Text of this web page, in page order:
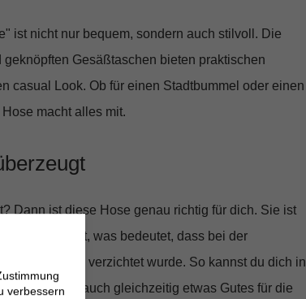
ist nicht nur bequem, sondern auch stilvoll. Die
Gesäßtaschen bieten praktischen
casual Look. Ob für einen Stadtbummel oder einen
macht alles mit.
Dann ist diese Hose genau richtig für dich. Sie ist
zertifiziert, was bedeutet, dass bei der
Substanzen verzichtet wurde. So kannst du dich in
sondern tust auch gleichzeitig etwas Gutes für die
verbessern